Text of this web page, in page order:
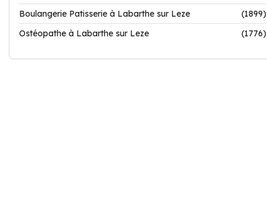
Boulangerie Patisserie à Labarthe sur Leze
(1899)
Ostéopathe à Labarthe sur Leze
(1776)